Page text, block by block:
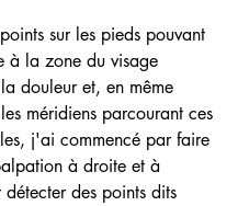
sur les pieds pouvant
à la zone du visage
douleur et, en même
méridiens parcourant ces
j'ai commencé par faire
à droite et à
des points dits